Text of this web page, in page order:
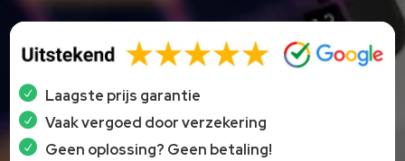
Laagste prijs garantie
Vaak vergoed door verzekering
Geen oplossing? Geen betaling!